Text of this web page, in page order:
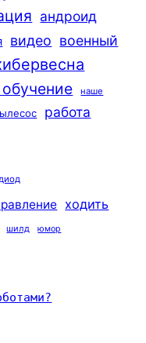
андроид
видео военный
наше
работа
ходить
шилд юмор